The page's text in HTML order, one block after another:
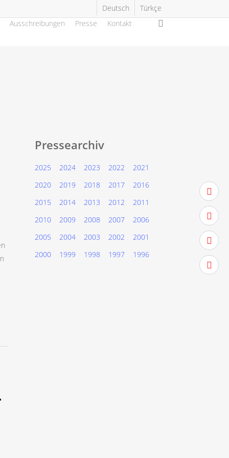
twitter
Deutsch
Türkçe
Ausschreibungen
Presse Kontakt
Pressearchiv
2025 2024 2023 2022
2021
2020
2019 2018 2017
2016
2015
2014 2013 2012
2011
2010
2009 2008 2007
2006
2005
2004 2003 2002
2001
2000
1999 1998 1997 1996